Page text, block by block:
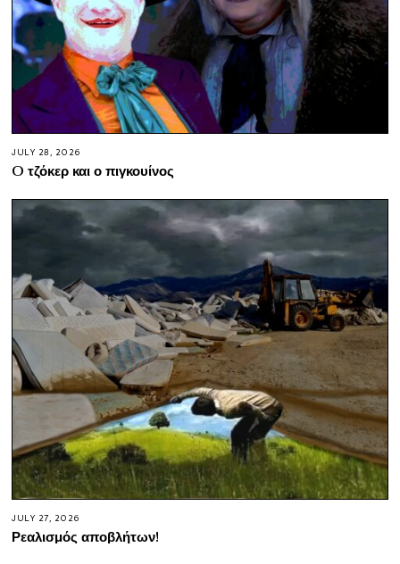
JULY 28, 2026
O τζόκερ και ο πιγκουίνος
JULY 27, 2026
Ρεαλισμός αποβλήτων!